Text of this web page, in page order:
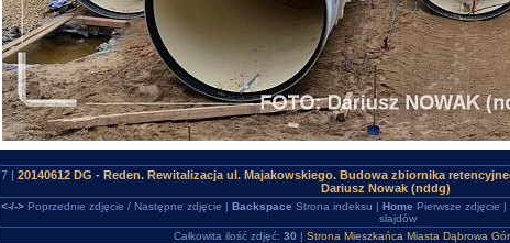
7 | 20140612 DG - Reden. Rewitalizacja ul. Majakowskiego. Budowa zbiornika
Dariusz Nowak (nddg)
<-/->Poprzednie zdjęcie / Następne zdjęcie | Backspace Strona indeksu | Home Pierwsze zdjęcie |
slajdów
Całkowita ilość zdjęć: 30 | Strona Mieszkańca Miasta Dąbrowa